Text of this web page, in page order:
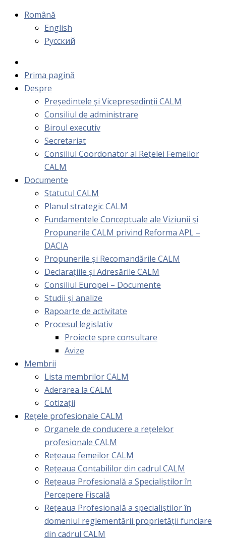
Română
English
Русский
Prima pagină
Despre
Președintele și Vicepreședinții CALM
Consiliul de administrare
Biroul executiv
Secretariat
Consiliul Coordonator al Rețelei Femeilor
CALM
Documente
Statutul CALM
Planul strategic CALM
Fundamentele Conceptuale ale Viziunii și
Propunerile CALM privind Reforma APL –
DACIA
Propunerile și Recomandările CALM
Declarațiile și Adresările CALM
Consiliul Europei – Documente
Studii și analize
Rapoarte de activitate
Procesul legislativ
Proiecte spre consultare
Avize
Membrii
Lista membrilor CALM
Aderarea la CALM
Cotizaţii
Rețele profesionale CALM
Organele de conducere a rețelelor
profesionale CALM
Rețeaua femeilor CALM
Rețeaua Contabililor din cadrul CALM
Rețeaua Profesională a Specialiștilor în
Percepere Fiscală
Reţeaua Profesională a specialiştilor în
domeniul reglementării proprietăţii funciare
din cadrul CALM